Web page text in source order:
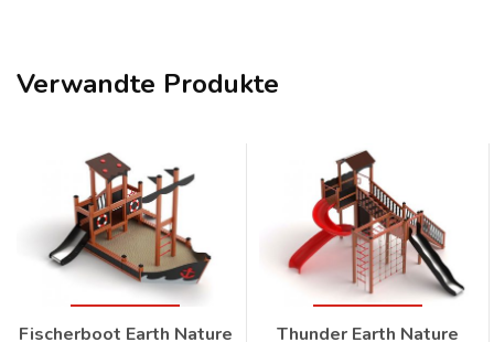
Verwandte Produkte
Fischerboot Earth Nature Thunder Earth Nature